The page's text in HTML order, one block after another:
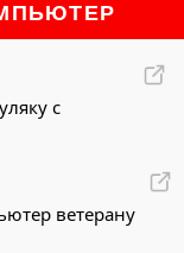
с
ветерану